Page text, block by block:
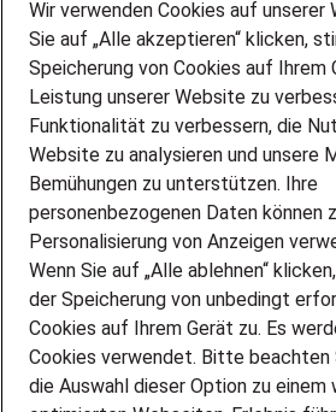
DEINE BERUFSGRUPPE
DEINE LEBENSSITUATION
PARTNERSHIP WITH AIRBUS
INITIATIV BEWERBEN
ÜBER UNS
STANDORTE
BLOG
PRESSE
KONTAKT
Wir verwenden Cookies auf unserer
Sie auf „Alle akzeptieren“ klicken,
Speicherung von Cookies auf Ihrem
Leistung unserer Website zu
Funktionalität zu verbessern, die
Website zu analysieren und unsere
Bemühungen zu unterstützen. Ihre
personenbezogenen Daten können
Personalisierung von Anzeigen
Wenn Sie auf „Alle ablehnen“
der Speicherung von unbedingt
Cookies auf Ihrem Gerät zu. Es
Cookies verwendet. Bitte beachten
die Auswahl dieser Option zu einem